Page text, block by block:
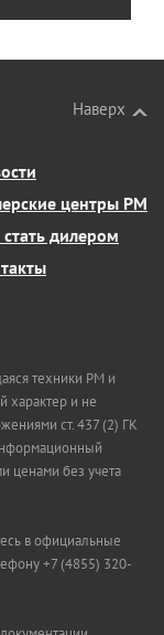
Наверх
центры РМ
стать дилером
техники РМ и
характер и не
ст. 437 (2) ГК
ценами без учета
в официальные
+7 (4855) 320-